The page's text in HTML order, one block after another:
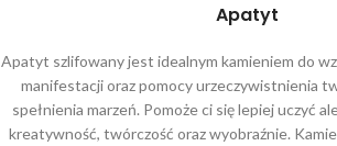
Apatyt
Apatyt szlifowany jest idealnym kamieniem do
manifestacji oraz pomocy urzeczywistnienia
spełnienia marzeń. Pomoże ci się lepiej uczyć
kreatywność, twórczość oraz wyobraźnie.